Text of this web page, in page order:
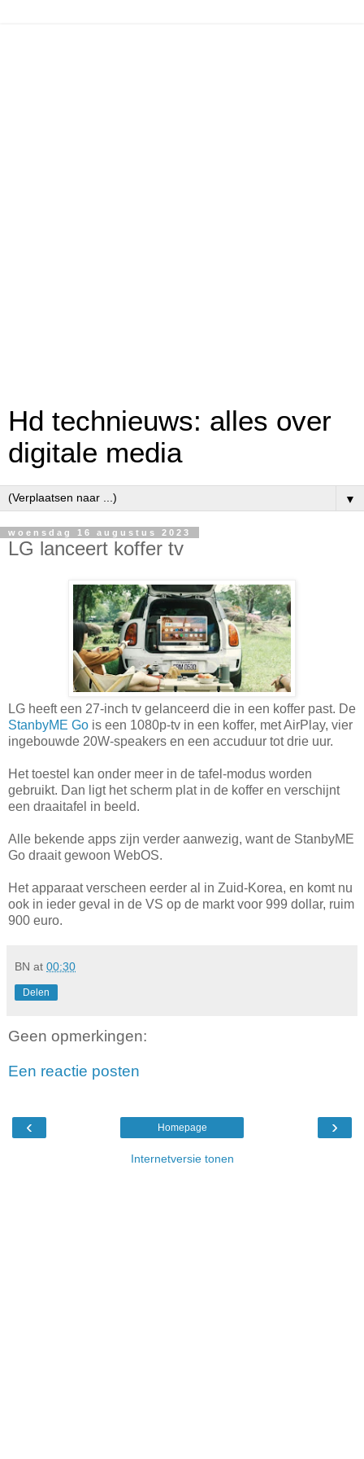
Hd technieuws: alles over
digitale media
▼
woensdag 16 augustus 2023
LG lanceert koffer tv
LG heeft een 27-inch tv gelanceerd die in een koffer past. De
StanbyME Go is een 1080p-tv in een koffer, met AirPlay, vier
ingebouwde 20W-speakers en een accuduur tot drie uur.
Het toestel kan onder meer in de tafel-modus worden
gebruikt. Dan ligt het scherm plat in de koffer en verschijnt
een draaitafel in beeld.
Alle bekende apps zijn verder aanwezig, want de StanbyME
Go draait gewoon WebOS.
Het apparaat verscheen eerder al in Zuid-Korea, en komt nu
ook in ieder geval in de VS op de markt voor 999 dollar, ruim
900 euro.
BN at 00:30
Delen
Geen opmerkingen:
Een reactie posten
‹ ›
Homepage
Internetversie tonen